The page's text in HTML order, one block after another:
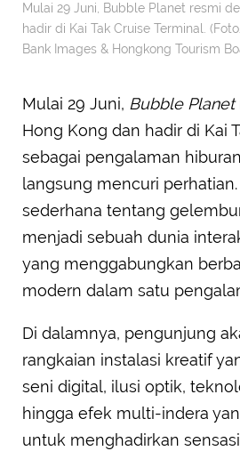
Mulai 29 Juni, Bubble Planet resmi
hadir di Kai Tak Cruise Terminal.
Bank Images & Hongkong Tourism
Mulai 29 Juni, Bubble Planet
Hong Kong dan hadir di Kai
sebagai pengalaman
langsung mencuri
sederhana tentang
menjadi sebuah dunia
yang menggabungkan
modern dalam satu
Di dalamnya, pengunjung
rangkaian instalasi kreatif
seni digital, ilusi optik,
hingga efek multi-indera
untuk menghadirkan